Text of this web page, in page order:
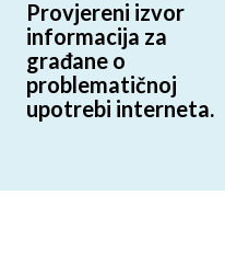
Provjereni izvor
informacija za
građane o
problematičnoj
upotrebi interneta.